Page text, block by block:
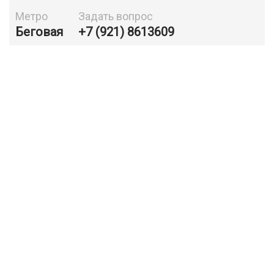
Метро
Беговая
Задать вопрос
+7 (921) 8613609